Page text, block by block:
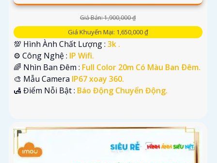
Giá Bán: 1,900,000 ₫
Giá Khuyến Mại: 1,650,000 ₫
💯 Hình Ành Chất Lượng : 3k .
⚙ Công Nghệ : IP Wifi.
🌈 Nhìn Ban Đêm : Full Color 20m Có Màu Ban Ðêm.
🎨 Mẫu Camera IP67 xoay 360.
️🛃 Điểm Nỗi Bật : Báo Động Chuyển Động.